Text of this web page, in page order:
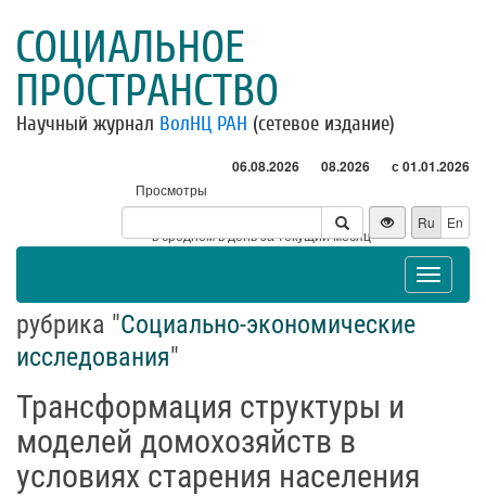
СОЦИАЛЬНОЕ
ПРОСТРАНСТВО
Научный журнал ВолНЦ РАН (сетевое издание)
06.08.2026 08.2026 с 01.01.2026
Просмотры
Посетители
* - в среднем в день за текущий месяц
Ru En
Toggle
рубрика "Социально-экономические
исследования"
Трансформация структуры и
моделей домохозяйств в
условиях старения населения